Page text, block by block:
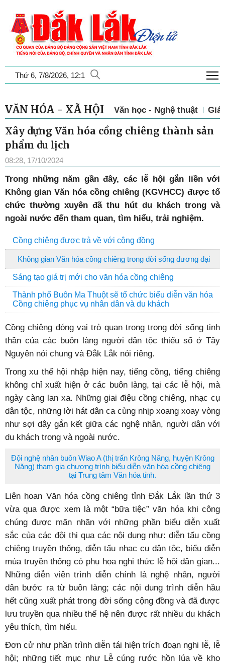
Thứ 6, 7/8/2026, 12:1
VĂN HÓA - XÃ HỘI Văn học - Nghệ thuật
Xây dựng Văn hóa cồng chiêng thành sản
phẩm du lịch
08:28, 17/10/2024
Trong những năm gần đây, các lễ hội gắn liền với
Không gian Văn hóa cồng chiêng (KGVHCC) được tổ
chức thường xuyên đã thu hút du khách trong và
ngoài nước đến tham quan, tìm hiểu, trải nghiệm.
Cồng chiêng được trả về với cộng đồng
Không gian Văn hóa cồng chiêng trong đời sống đương đại
Sáng tạo giá trị mới cho văn hóa cồng chiêng
Thành phố Buôn Ma Thuột sẽ tổ chức biểu diễn văn hóa
Cồng chiêng phục vụ nhân dân và du khách
Cồng chiêng đóng vai trò quan trọng trong đời sống tinh
thần của các buôn làng người dân tộc thiểu số ở Tây
Nguyên nói chung và Đắk Lắk nói riêng.
Trong xu thế hội nhập hiện nay, tiếng cồng, tiếng chiêng
không chỉ xuất hiện ở các buôn làng, tại các lễ hội, mà
ngày càng lan xa. Những giai điệu cồng chiêng, nhạc cụ
dân tộc, những lời hát dân ca cùng nhịp xoang xoay vòng
như sợi dây gắn kết giữa các nghệ nhân, người dân với
du khách trong và ngoài nước.
Đội nghệ nhân buôn Wiao A (thị trấn Krông Năng, huyện Krông
Năng) tham gia chương trình biểu diễn văn hóa cồng chiêng
tại Trung tâm Văn hóa tỉnh.
Liên hoan Văn hóa cồng chiêng tỉnh Đắk Lắk lần thứ 3
vừa qua được xem là một “bữa tiệc” văn hóa khi công
chúng được mãn nhãn với những phần biểu diễn xuất
sắc của các đội thi qua các nội dung như: diễn tấu cồng
chiêng truyền thống, diễn tấu nhạc cụ dân tộc, biểu diễn
múa truyền thống có phụ họa nghi thức lễ hội dân gian...
Những diễn viên trình diễn chính là nghệ nhân, người
dân bước ra từ buôn làng; các nội dung trình diễn hầu
hết cũng xuất phát trong đời sống cộng đồng và đã được
lưu truyền qua nhiều thế hệ nên được rất nhiều du khách
yêu thích, tìm hiểu.
Đơn cử như phần trình diễn tái hiện trích đoạn nghi lễ, lễ
hội; những tiết mục như Lễ cúng rước hồn lúa về kho